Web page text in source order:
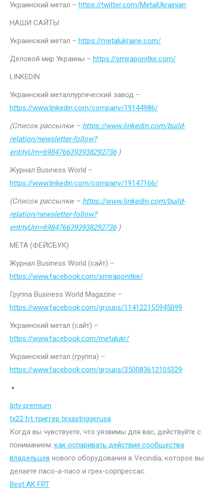
Украинский метал – https://twitter.com/MetalUkrainian
НАШИ САЙТЫ
Украинский метал – https://metalukraine.com/
Деловой мир Украины – https://smiraponitke.com/
LINKEDIN
Украинский металлургический завод –
https://www.linkedin.com/company/19144986/
(Список рассылки – https://www.linkedin.com/build-
relation/newsletter-follow?
entityUrn=6984766393938292736)
Журнал Business World –
https://www.linkedin.com/company/19147166/
(Список рассылки – https://www.linkedin.com/build-
relation/newsletter-follow?
entityUrn=6984766393938292736)
МЕТА (ФЕЙСБУК)
Журнал Business World (сайт) –
https://www.facebook.com/smiraponitke/
Группа Business World Magazine –
https://www.facebook.com/groups/114122155945099
Украинский метал (сайт) –
https://www.facebook.com/metalukr/
Украинский метал (группа) –
https://www.facebook.com/groups/350083612105329
Iptv premium
tx22 frt триггер texastriggerusa
Когда вы чувствуете, что уязвимы для вас, действуйте с
пониманием: как оспаривать действия сообщества
владельцев нового оборудования в Vecindia, которое вы
делаете пасо-а-пасо и грех-сорпрессас.
Best AK FRT